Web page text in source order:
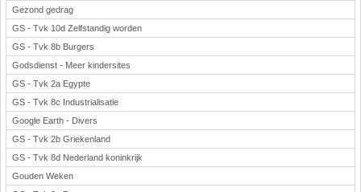
Gezond gedrag
GS - Tvk 10d Zelfstandig worden
GS - Tvk 8b Burgers
Godsdienst - Meer kindersites
GS - Tvk 2a Egypte
GS - Tvk 8c Industrialisatie
Google Earth - Divers
GS - Tvk 2b Griekenland
GS - Tvk 8d Nederland koninkrijk
Gouden Weken